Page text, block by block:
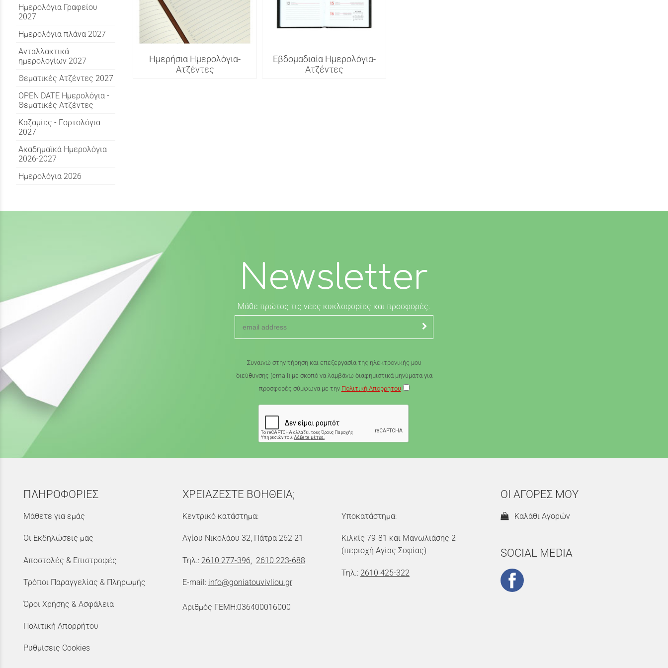
Ημερολόγια Γραφείου
2027
Ημερολόγια πλάνα 2027
Ανταλλακτικά
ημερολογίων 2027
Θεματικές Ατζέντες 2027
OPEN DATE Ημερολόγια -
Θεματικές Ατζέντες
Καζαμίες - Εορτολόγια
2027
Ακαδημαϊκά Ημερολόγια
2026-2027
Ημερολόγια 2026
Ημερήσια Ημερολόγια-
Ατζέντες
Εβδομαδιαία Ημερολόγια-
Ατζέντες
Newsletter
Μάθε πρώτος τις νέες κυκλοφορίες και προσφορές.
Συναινώ στην τήρηση και επεξεργασία της ηλεκτρονικής μου
διεύθυνσης (email) με σκοπό να λαμβάνω διαφημιστικά μηνύματα για
προσφορές σύμφωνα με την Πολιτική Απορρήτου
ΠΛΗΡΟΦΟΡΙΕΣ
Μάθετε για εμάς
Οι Εκδηλώσεις μας
Αποστολές & Επιστροφές
Τρόποι Παραγγελίας & Πληρωμής
Όροι Χρήσης & Ασφάλεια
Πολιτική Απορρήτου
Ρυθμίσεις Cookies
ΧΡΕΙΑΖΕΣΤΕ ΒΟΗΘΕΙΑ;
Κεντρικό κατάστημα:
Αγίου Νικολάου 32, Πάτρα 262 21
Τηλ.: 2610 277-396 2610 223-688
E-mail: info@goniatouvivliou.gr
Αριθμός ΓΕΜΗ:036400016000
Υποκατάστημα:
Κιλκίς 79-81 και Μανωλιάσης 2
(περιοχή Αγίας Σοφίας)
Τηλ.: 2610 425-322
ΟΙ ΑΓΟΡΕΣ ΜΟΥ
Καλάθι Αγορών
SOCIAL MEDIA